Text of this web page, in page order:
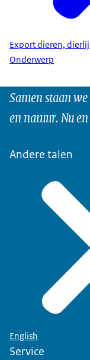
Export dieren,
Onderwerp
Samen staan
en natuur. Nu
Andere talen
English
Service